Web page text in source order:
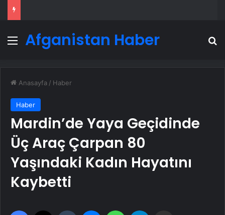
Menü
Afganistan Haber
Anasayfa / Haber
Haber
Mardin’de Yaya Geçidinde
Üç Araç Çarpan 80
Yaşındaki Kadın Hayatını
Kaybetti
Facebook Tumblr MessengerWhatsApp